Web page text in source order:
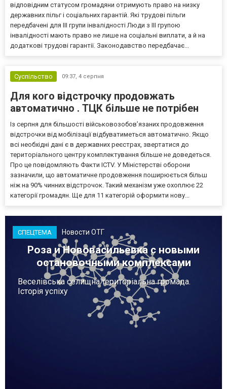
відповідним статусом громадяни отримують право на низку
державних пільг і соціальних гарантій. Які трудові пільги
передбачені для III групи інвалідності Люди з III групою
інвалідності мають право не лише на соціальні виплати, а й на
додаткові трудові гарантії. Законодавство передбачає...
Суспільство 09:37, 4 серпня
Для кого відстрочку продовжать
автоматично . ТЦК більше не потрібен
Із серпня для більшості військовозобов’язаних продовження
відстрочки від мобілізації відбуватиметься автоматично. Якщо
всі необхідні дані є в державних реєстрах, звертатися до
територіального центру комплектування більше не доведеться.
Про це повідомляють Факти ICTV. У Міністерстві оборони
зазначили, що автоматичне продовження поширюється більш
ніж на 90% чинних відстрочок. Такий механізм уже охоплює 22
категорії громадян. Ще для 11 категорій оформити нову...
СПЕЦТЕМА Новости ОТГ
Роза и Нововасильевка с новыми
остановочными комплексами
Веселівська селищна територіальна громада.
Історія успіху